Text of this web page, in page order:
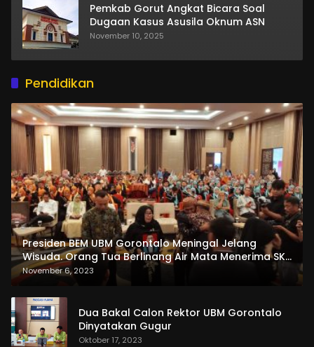
Pemkab Gorut Angkat Bicara Soal
Dugaan Kasus Asusila Oknum ASN
November 10, 2025
Pendidikan
Presiden BEM UBM Gorontalo Meningal Jelang
Wisuda. Orang Tua Berlinang Air Mata Menerima SKL
dan Pemasangan Salempang
November 6, 2023
Dua Bakal Calon Rektor UBM Gorontalo
Dinyatakan Gugur
Oktober 17, 2023